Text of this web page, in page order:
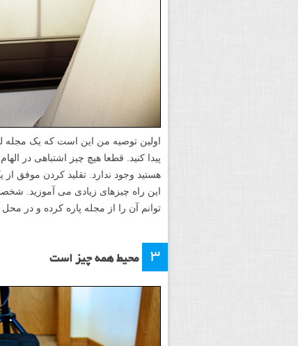
اولین توصیه من این است که یک مجله
پیدا کنید. قطعا هیچ چیز اشتباهی در
هستید وجود ندارد. تقلید کردن موفق
این راه چیزهای زیادی می آموزید.
توانم آن را از مجله پاره کرده و در محل
۳ محیط همه چیز است